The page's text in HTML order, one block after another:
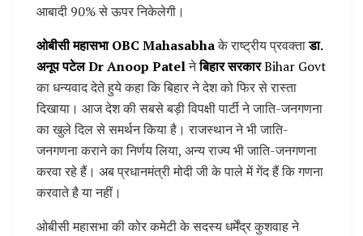
आबादी 90% से ऊपर निकेलेगी।
ओबीसी महासभा OBC Mahasabhaके राष्ट्रीय प्रवक्ताडा.
अनूप पटेल Dr Anoop Patelनेबिहार सरकारBihar Govt
का धन्यवाद देते हुये कहा कि बिहार ने देश को फिर से रास्ता
दिखाया। आज देश की सबसे बड़ी विपक्षी पार्टी ने जाति-जनगणना
का खुले दिल से समर्थन किया है। राजस्थान ने भी जाति-
जनगणना कराने का निर्णय लिया, अन्य राज्य भी जाति-जनगणना
करवा रहे हैं। अब प्रधानमंत्री मोदी जी के पाले में गेंद हैं कि गणना
करवाते है या नहीं।
ओबीसी महासभा की कोर कमेटी के सदस्य धर्मेंद्र कुशवाह ने